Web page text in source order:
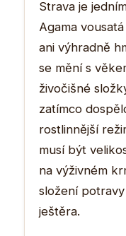
Strava je
Agama
ani výhradně
se mění s
živočišné
zatímco
rostlinnější
musí být
na výživném
složení
ještěra.